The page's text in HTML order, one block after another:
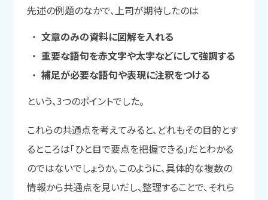
先述の例題のなかで、上司が期待したのは
文章のみの資料に図解を入れる
重要な語句を赤文字や太字などにして強調する
補足が必要な語句や表現に注釈をつける
という、3つのポイントでした。
これらの共通点を考えてみると、どれもその目的とす
るところは「ひと目で要点を把握できる」だとわかる
のではないでしょうか。このように、具体的な複数の
情報から共通点を見いだし、整理することで、それら